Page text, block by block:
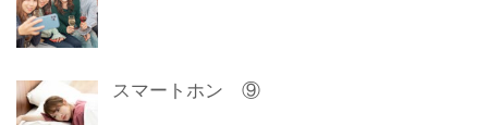
スマートホン ⑨